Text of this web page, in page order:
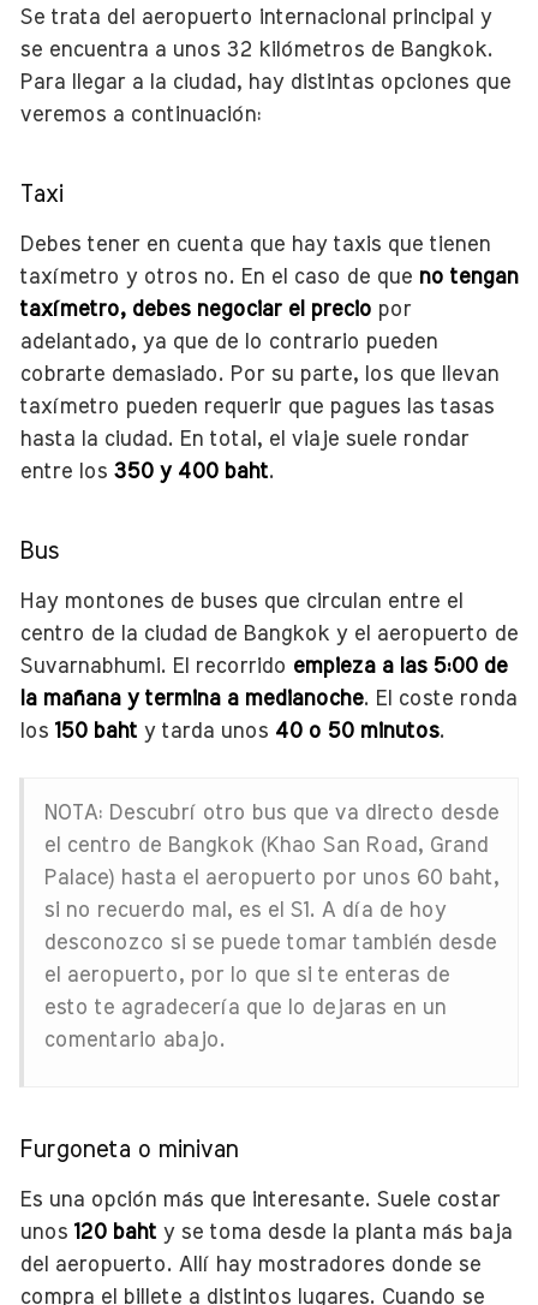
Se trata del aeropuerto internacional principal y
se encuentra a unos 32 kilómetros de Bangkok.
Para llegar a la ciudad, hay distintas opciones que
veremos a continuación:
Taxi
Debes tener en cuenta que hay taxis que tienen
taxímetro y otros no. En el caso de que no tengan
taxímetro, debes negociar el precio por
adelantado, ya que de lo contrario pueden
cobrarte demasiado. Por su parte, los que llevan
taxímetro pueden requerir que pagues las tasas
hasta la ciudad. En total, el viaje suele rondar
entre los 350 y 400 baht.
Bus
Hay montones de buses que circulan entre el
centro de la ciudad de Bangkok y el aeropuerto de
Suvarnabhumi. El recorrido empieza a las 5:00 de
la mañana y termina a medianoche. El coste ronda
los 150 baht y tarda unos 40 o 50 minutos.
NOTA: Descubrí otro bus que va directo desde
el centro de Bangkok (Khao San Road, Grand
Palace) hasta el aeropuerto por unos 60 baht,
si no recuerdo mal, es el S1. A día de hoy
desconozco si se puede tomar también desde
el aeropuerto, por lo que si te enteras de
esto te agradecería que lo dejaras en un
comentario abajo.
Furgoneta o minivan
Es una opción más que interesante. Suele costar
unos 120 baht y se toma desde la planta más baja
del aeropuerto. Allí hay mostradores donde se
compra el billete a distintos lugares. Cuando se